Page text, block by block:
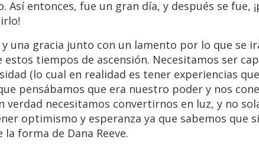
entonces, fue un gran día, y después se fue,
una gracia junto con un lamento por lo que se
tiempos de ascensión. Necesitamos ser
(lo cual en realidad es tener experiencias
pensábamos que era nuestro poder y nos
verdad necesitamos convertirnos en luz, y no
optimismo y esperanza ya que sabemos que
forma de Dana Reeve.